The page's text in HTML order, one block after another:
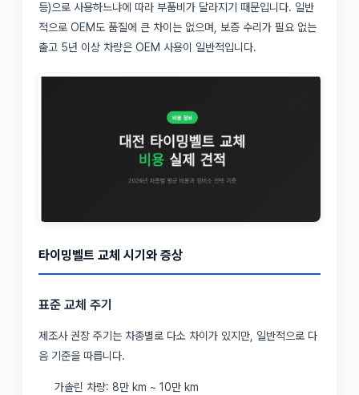
등)으로 사용하느냐에 따라 부품비가 달라지기 때문입니다. 일반
적으로 OEM도 품질에 큰 차이는 없으며, 보증 수리가 필요 없는
출고 5년 이상 차량은 OEM 사용이 일반적입니다.
타이밍벨트 교체 시기와 증상
표준 교체 주기
제조사 권장 주기는 차종별로 다소 차이가 있지만, 일반적으로 다
음 기준을 따릅니다.
가솔린 차량: 8만 km ~ 10만 km